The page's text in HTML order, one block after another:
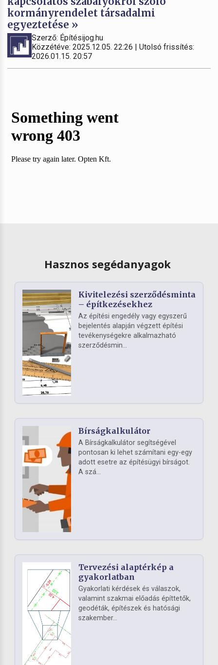
kormányrendelet társadalmi
egyeztetése »
Szerző: Építésijog.hu
Közzétéve: 2025.12.05. 22:26 | Utolsó frissítés:
2026.01.15. 20:57
Hasznos segédanyagok
Kivitelezési szerződésminta
– építkezésekhez
Az építési engedély vagy egyszerű
bejelentés alapján végzett építési
tevékenységekre alkalmazható
szerződésmin...
Bírságkalkulátor
A Bírságkalkulátor segítségével
pontosan ki lehet számítani egy-egy
adott esetre az építésügyi bírságot.
A szá...
Tervezési alaptérkép a
gyakorlatban
Gyakorlati kérdések és válaszok,
valamint szakmai előadás építtetők,
geodéták, építészek és hatósági
szakember...